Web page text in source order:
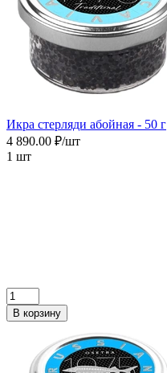
Икра cтерляди абойная - 50 г
4 890.00 ₽/шт
1 шт
В корзину